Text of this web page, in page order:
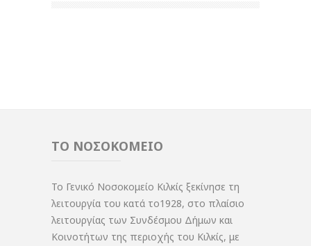
ΤΟ ΝΟΣΟΚΟΜΕΙΟ
Το Γενικό Νοσοκομείο Κιλκίς ξεκίνησε τη
λειτουργία του κατά το1928, στο πλαίσιο
λειτουργίας των Συνδέσμου Δήμων και
Κοινοτήτων της περιοχής του Κιλκίς, με